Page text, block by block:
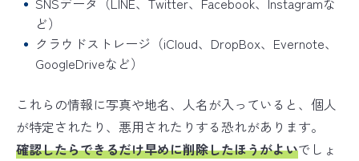
ど）
クラウドストレージ（iCloud、DropBox、Evernote、
GoogleDriveなど）
これらの情報に写真や地名、人名が入っていると、個人
が特定されたり、悪用されたりする恐れがあります。
確認したらできるだけ早めに削除したほうがよいでしょ